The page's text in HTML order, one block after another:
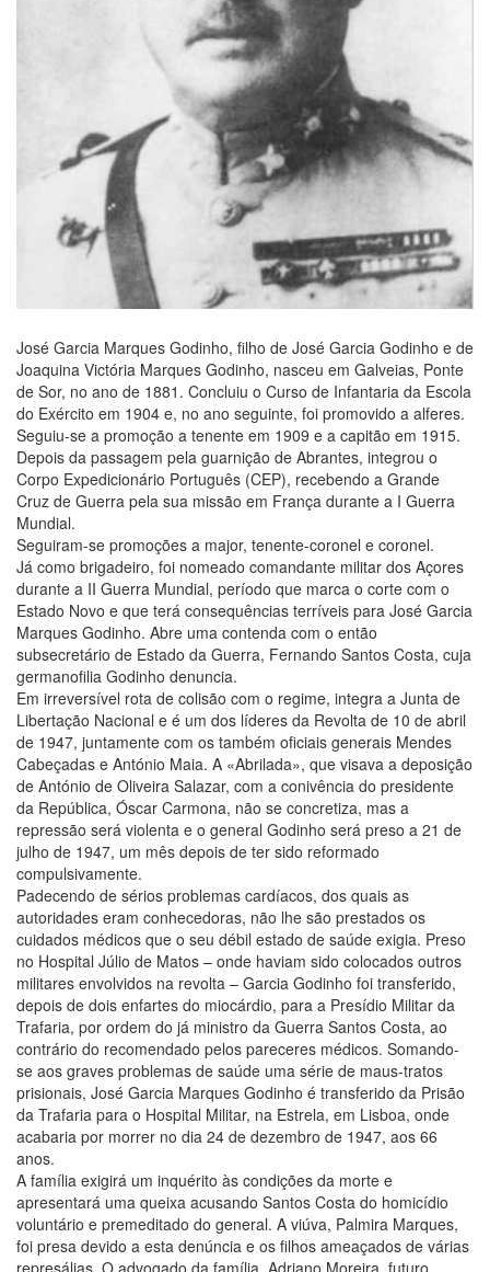
José Garcia Marques Godinho, filho de José Garcia Godinho e de
Joaquina Victória Marques Godinho, nasceu em Galveias, Ponte
de Sor, no ano de 1881. Concluiu o Curso de Infantaria da Escola
do Exército em 1904 e, no ano seguinte, foi promovido a alferes.
Seguiu-se a promoção a tenente em 1909 e a capitão em 1915.
Depois da passagem pela guarnição de Abrantes, integrou o
Corpo Expedicionário Português (CEP), recebendo a Grande
Cruz de Guerra pela sua missão em França durante a I Guerra
Mundial.
Seguiram-se promoções a major, tenente-coronel e coronel.
Já como brigadeiro, foi nomeado comandante militar dos Açores
durante a II Guerra Mundial, período que marca o corte com o
Estado Novo e que terá consequências terríveis para José Garcia
Marques Godinho. Abre uma contenda com o então
subsecretário de Estado da Guerra, Fernando Santos Costa, cuja
germanofilia Godinho denuncia.
Em irreversível rota de colisão com o regime, integra a Junta de
Libertação Nacional e é um dos líderes da Revolta de 10 de abril
de 1947, juntamente com os também oficiais generais Mendes
Cabeçadas e António Maia. A «Abrilada», que visava a deposição
de António de Oliveira Salazar, com a conivência do presidente
da República, Óscar Carmona, não se concretiza, mas a
repressão será violenta e o general Godinho será preso a 21 de
julho de 1947, um mês depois de ter sido reformado
compulsivamente.
Padecendo de sérios problemas cardíacos, dos quais as
autoridades eram conhecedoras, não lhe são prestados os
cuidados médicos que o seu débil estado de saúde exigia. Preso
no Hospital Júlio de Matos – onde haviam sido colocados outros
militares envolvidos na revolta – Garcia Godinho foi transferido,
depois de dois enfartes do miocárdio, para a Presídio Militar da
Trafaria, por ordem do já ministro da Guerra Santos Costa, ao
contrário do recomendado pelos pareceres médicos. Somando-
se aos graves problemas de saúde uma série de maus-tratos
prisionais, José Garcia Marques Godinho é transferido da Prisão
da Trafaria para o Hospital Militar, na Estrela, em Lisboa, onde
acabaria por morrer no dia 24 de dezembro de 1947, aos 66
anos.
A família exigirá um inquérito às condições da morte e
apresentará uma queixa acusando Santos Costa do homicídio
voluntário e premeditado do general. A viúva, Palmira Marques,
foi presa devido a esta denúncia e os filhos ameaçados de várias
represálias. O advogado da família, Adriano Moreira, futuro